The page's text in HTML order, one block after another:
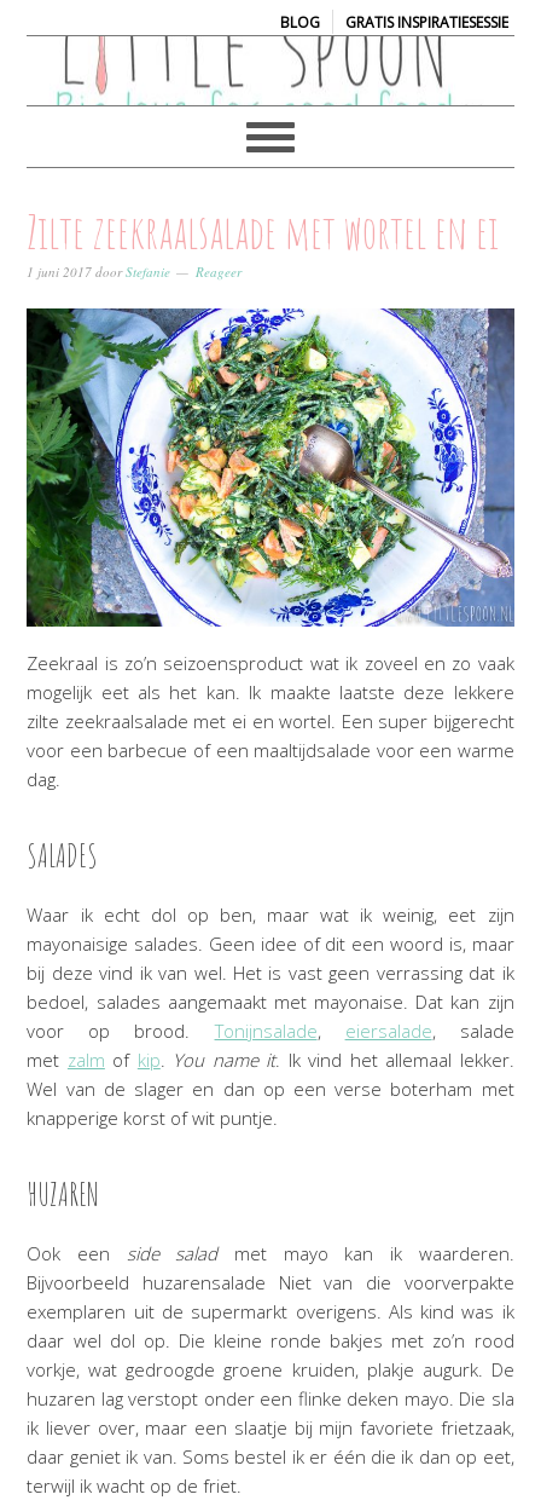
BLOG| GRATIS INSPIRATIESESSIE
Zilte zeekraalsalade met wortel en ei
1 juni 2017 doorStefanie Reageer
Zeekraal is zo’n seizoensproduct wat ik zoveel en zo vaak
mogelijk eet als het kan. Ik maakte laatste deze lekkere
zilte zeekraalsalade met ei en wortel. Een super bijgerecht
voor een barbecue of een maaltijdsalade voor een warme
dag.
SALADES
Waar ik echt dol op ben, maar wat ik weinig, eet zijn
mayonaisige salades. Geen idee of dit een woord is, maar
bij deze vind ik van wel. Het is vast geen verrassing dat ik
bedoel, salades aangemaakt met mayonaise. Dat kan zijn
voor op brood.Tonijnsalade, eiersalade, salade
met zalm of kip. You name it. Ik vind het allemaal lekker.
Wel van de slager en dan op een verse boterham met
knapperige korst of wit puntje.
HUZAREN
Ook een side saladmet mayo kan ik waarderen.
Bijvoorbeeld huzarensalade Niet van die voorverpakte
exemplaren uit de supermarkt overigens. Als kind was ik
daar wel dol op. Die kleine ronde bakjes met zo’n rood
vorkje, wat gedroogde groene kruiden, plakje augurk. De
huzaren lag verstopt onder een flinke deken mayo. Die sla
ik liever over, maar een slaatje bij mijn favoriete frietzaak,
daar geniet ik van. Soms bestel ik er één die ik dan op eet,
terwijl ik wacht op de friet.